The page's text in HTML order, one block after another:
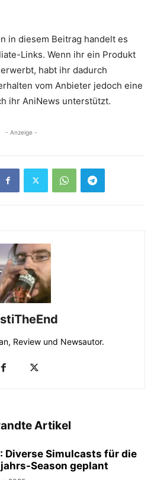
in diesem Beitrag handelt es
Links. Wenn ihr ein Produkt
habt ihr dadurch
vom Anbieter jedoch eine
ihr AniNews unterstützt.
- Anzeige -
Review und Newsautor.
Artikel
Diverse Simulcasts für die
Season geplant